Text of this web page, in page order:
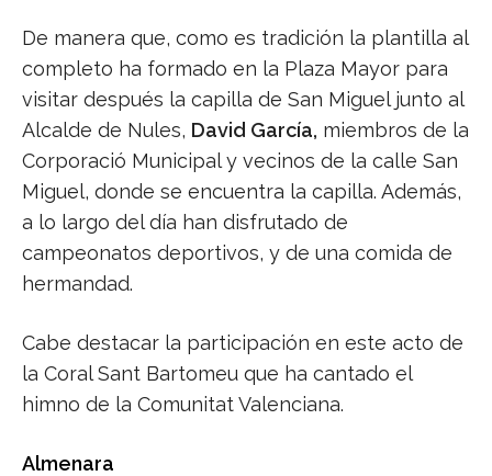
De manera que, como es tradición la plantilla al
completo ha formado en la Plaza Mayor para
visitar después la capilla de San Miguel junto al
Alcalde de Nules, David García, miembros de la
Corporació Municipal y vecinos de la calle San
Miguel, donde se encuentra la capilla. Además,
a lo largo del día han disfrutado de
campeonatos deportivos, y de una comida de
hermandad.
Cabe destacar la participación en este acto de
la Coral Sant Bartomeu que ha cantado el
himno de la Comunitat Valenciana.
Almenara